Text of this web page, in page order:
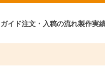
イド注文・入稿の流れ製作実